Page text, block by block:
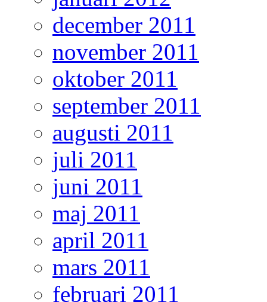
december 2011
november 2011
oktober 2011
september 2011
augusti 2011
juli 2011
juni 2011
maj 2011
april 2011
mars 2011
februari 2011